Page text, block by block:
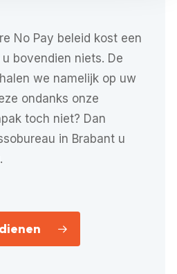
No Pay beleid kost een
bovendien niets. De
we namelijk op uw
ondanks onze
toch niet? Dan
in Brabant u